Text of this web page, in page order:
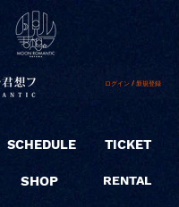
ログイン / 新規登録
SCHEDULE
SHOP
TICKET
RENTAL